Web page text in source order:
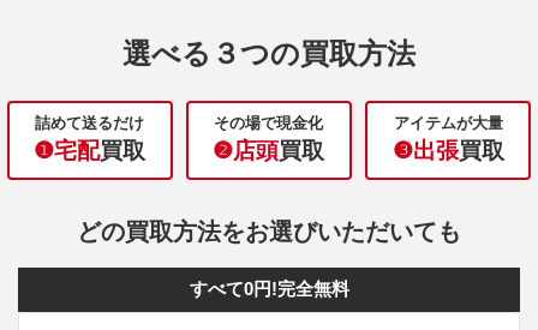
選べる３つの買取方法
詰めて送るだけ
❶宅配買取
その場で現金化
❷店頭買取
アイテムが大量
❸出張買取
どの買取方法をお選びいただいても
すべて0円!完全無料